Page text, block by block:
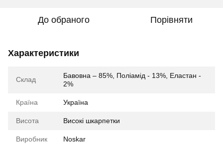
До обраного Порівняти
Характеристики
Склад
Бавовна – 85%, Поліамід - 13%, Еластан -
2%
Країна Україна
Висота Високі шкарпетки
Виробник Noskar